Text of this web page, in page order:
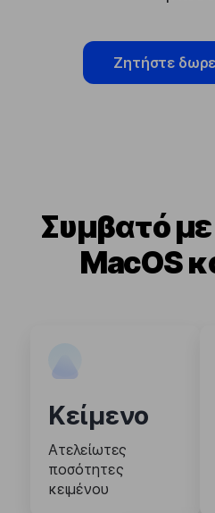
Ζητήστε
Συμβατό
MacOS
Κείμενο
Ατελείωτες
ποσότητες
κειμένου